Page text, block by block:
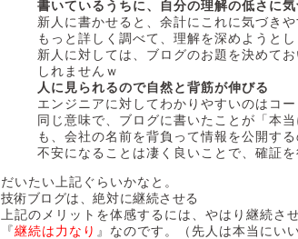
書いているうちに、自分の理解の低さに気
新人に書かせると、余計にこれに気づきや
もっと詳しく調べて、理解を深めようとし
新人に対しては、ブログのお題を決めて
しれませんｗ
人に見られるので自然と背筋が伸びる
エンジニアに対してわかりやすいのはコ
同じ意味で、ブログに書いたことが「本
も、会社の名前を背負って情報を公開す
不安になることは凄く良いことで、確証
だいたい上記ぐらいかなと。
技術ブログは、絶対に継続させる
上記のメリットを体感するには、やはり継続さ
『継続は力なり 』なのです。（先人は本当にい